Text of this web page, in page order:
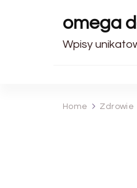
omega
Wpisy
Home Zdrowie